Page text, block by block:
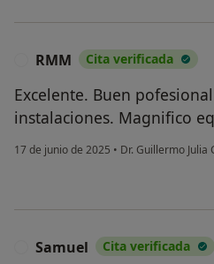
RMM Cita verificada
Excelente. Buen
instalaciones. Magnifico
17 de junio de 2025 • Dr. Guillermo Julia
Samuel Cita verificada